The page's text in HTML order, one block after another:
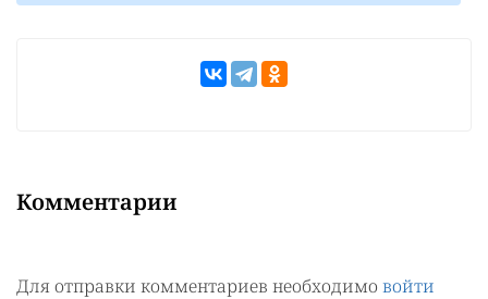
Комментарии
Для отправки комментариев необходимо войти